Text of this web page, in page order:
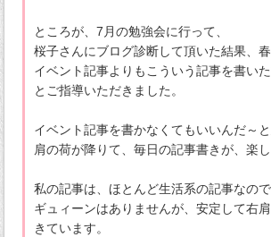
ところが、7月の勉強会に行って、
桜子さんにブログ診断して頂いた結果、春
イベント記事よりもこういう記事を書いた
とご指導いただきました。
イベント記事を書かなくてもいいんだ～と
肩の荷が降りて、毎日の記事書きが、楽し
私の記事は、ほとんど生活系の記事なので
ギュィーンはありませんが、安定して右
きています。